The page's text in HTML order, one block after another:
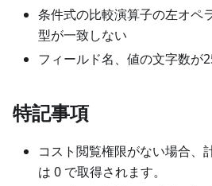
条件式の比較演算子の左オペ
型が一致しない
フィールド名、値の文字数が
特記事項
コスト閲覧権限がない場合、
は 0 で取得されます。